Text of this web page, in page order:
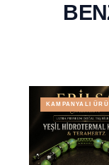
KAMPANYALI